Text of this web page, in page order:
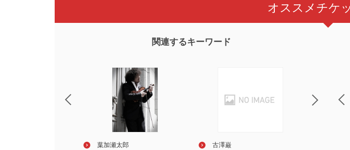
オススメチケ
関連するキーワード
葉加瀬太郎 古澤巌 清水ミ